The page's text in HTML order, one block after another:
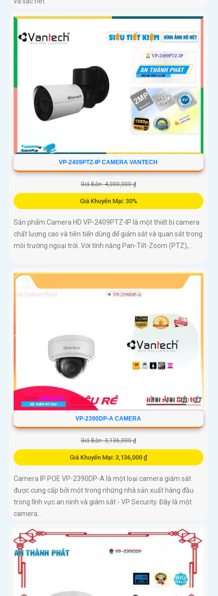
VP-2409PTZ-IP CAMERA VANTECH
Giá Bán: 4,000,000 ₫
Giá Khuyến Mại: 30%
Sản phẩm Camera HD VP-2409PTZ-IP là một thiết bị camera
chất lượng cao và tiên tiến dùng để giám sát và quan sát trong
môi trường ngoại trời. Với tính năng Pan-Tilt-Zoom (PTZ),...
VP-2390DP-A CAMERA
Giá Bán: 3,136,000 ₫
Giá Khuyến Mại: 3,136,000 ₫
Camera IP POE VP-2390DP-A là một loại camera giám sát
được cung cấp bởi một trong những nhà sản xuất hàng đầu
trong lĩnh vực an ninh và giám sát - VP Security. Đây là một
camera...